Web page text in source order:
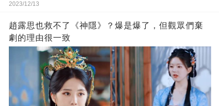
2023/12/13
趙露思也救不了《神隱》？爆是爆了，但觀眾們棄
劇的理由很一致